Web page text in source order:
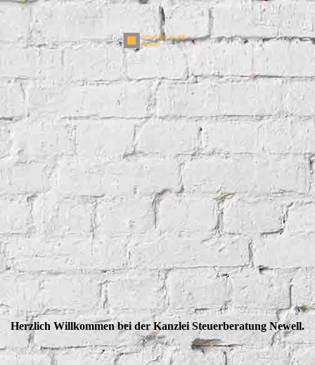
Herzlich Willkommen bei der Kanzlei Steuerberatung Newell.